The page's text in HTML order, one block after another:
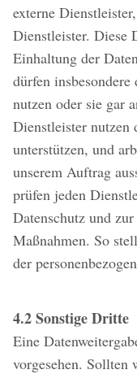
externe
Dienstleister. Diese
Einhaltung der
dürfen
nutzen oder sie gar
Dienstleister nutzen
unterstützen, und
unserem Auftrag
prüfen jeden
Datenschutz und
Maßnahmen. So
der
4.2 Sonstige Dritte
Eine
vorgesehen.